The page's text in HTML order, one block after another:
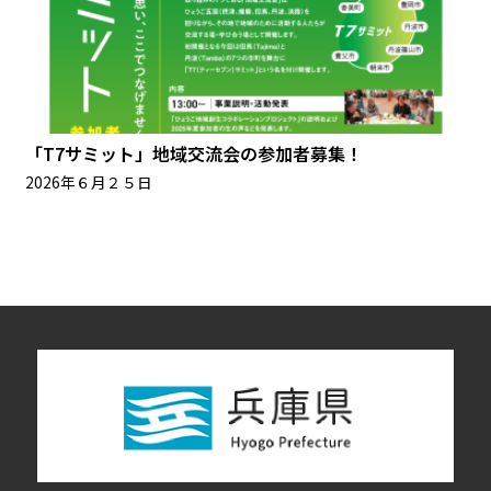
「T7サミット」地域交流会の参加者募集！
2026年６月２５日